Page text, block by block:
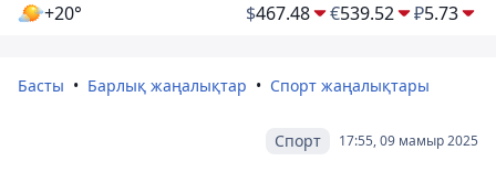
+20° $467.48 €539.52 ₽5.73
Басты Барлық жаңалықтар Спорт жаңалықтары
17:55, 09 мамыр 2025
Спорт